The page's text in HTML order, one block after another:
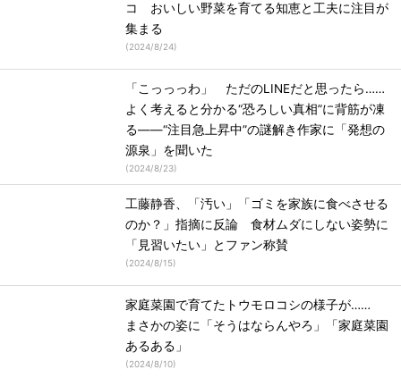
コ おいしい野菜を育てる知恵と工夫に注目が
集まる
(2024/8/24)
「こっっっわ」 ただのLINEだと思ったら……
よく考えると分かる“恐ろしい真相”に背筋が凍
る――“注目急上昇中”の謎解き作家に「発想の
源泉」を聞いた
(2024/8/23)
工藤静香、「汚い」「ゴミを家族に食べさせる
のか？」指摘に反論 食材ムダにしない姿勢に
「見習いたい」とファン称賛
(2024/8/15)
家庭菜園で育てたトウモロコシの様子が……
まさかの姿に「そうはならんやろ」「家庭菜園
あるある」
(2024/8/10)